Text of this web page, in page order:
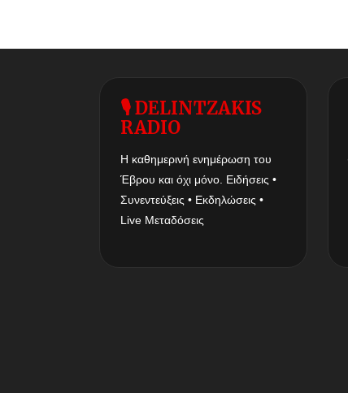
🎙 DELINTZAKIS
RADIO
Η καθημερινή ενημέρωση του
Έβρου και όχι μόνο. Ειδήσεις •
Συνεντεύξεις • Εκδηλώσεις •
Live Μεταδόσεις